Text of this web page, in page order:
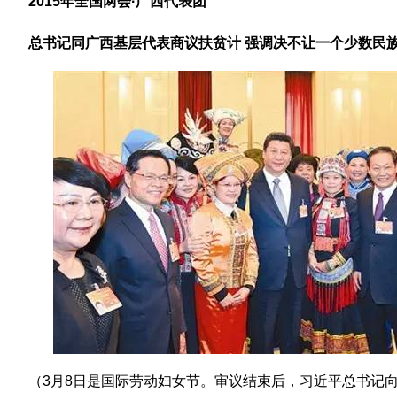
总书记同广西基层代表商议扶贫计 强调决不让一个少数民
（3月8日是国际劳动妇女节。审议结束后，习近平总书记